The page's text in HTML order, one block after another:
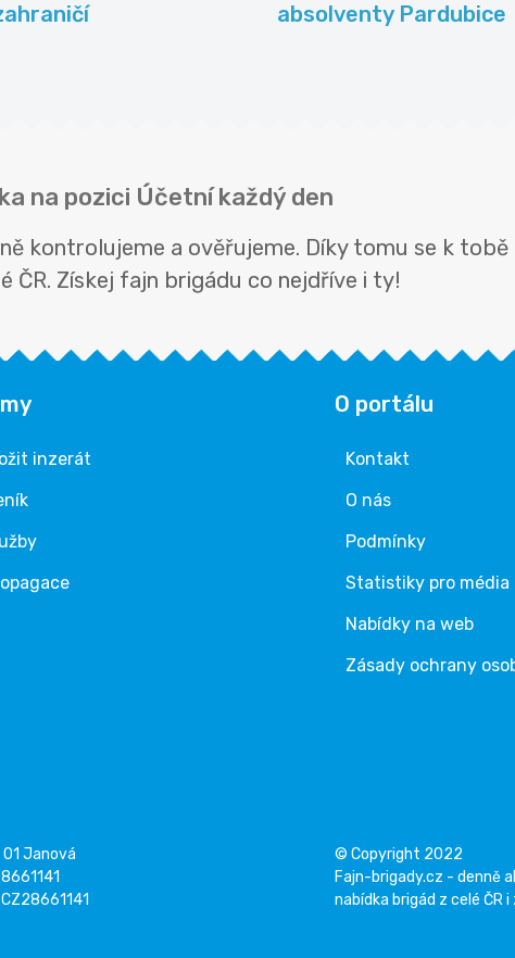
absolventy Pardubice
na pozici Účetní každý den
kontrolujeme a ověřujeme. Díky tomu se k
ČR. Získej fajn brigádu co nejdříve i ty!
inzerát
O portálu
Kontakt
O nás
Podmínky
Statistiky pro média
Nabídky na web
Zásady ochrany
Janová
CZ28661141
© Copyright 2022
Fajn-brigady.cz - denně
nabídka brigád z celé ČR